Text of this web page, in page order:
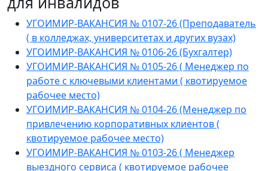
УГОИМИР-ВАКАНСИЯ № 0107-26 (Преподаватель
( в колледжах, университетах и других вузах)
УГОИМИР-ВАКАНСИЯ № 0106-26 (Бухгалтер)
УГОИМИР-ВАКАНСИЯ № 0105-26 ( Менеджер по
работе с ключевыми клиентами ( квотируемое
рабочее место)
УГОИМИР-ВАКАНСИЯ № 0104-26 (Менеджер по
привлечению корпоративных клиентов (
квотируемое рабочее место)
УГОИМИР-ВАКАНСИЯ № 0103-26 ( Менеджер
выездного сервиса ( квотируемое рабочее